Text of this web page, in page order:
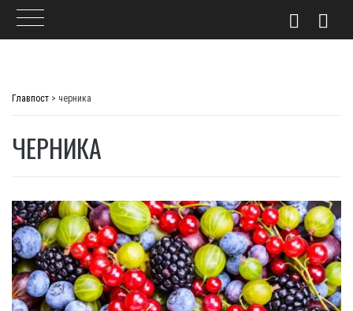
Главпост > черника
ЧЕРНИКА